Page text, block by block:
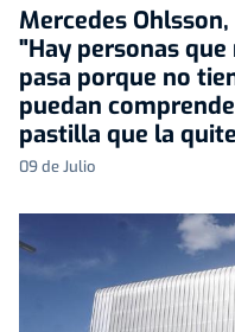
Mercedes
"Hay personas
pasa porque no
puedan
pastilla que la
09 de Julio